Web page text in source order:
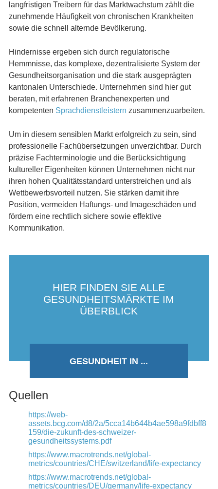
langfristigen Treibern für das Marktwachstum zählt die
zunehmende Häufigkeit von chronischen Krankheiten
sowie die schnell alternde Bevölkerung.
Hindernisse ergeben sich durch regulatorische
Hemmnisse, das komplexe, dezentralisierte System der
Gesundheitsorganisation und die stark ausgeprägten
kantonalen Unterschiede. Unternehmen sind hier gut
beraten, mit erfahrenen Branchenexperten und
kompetenten Sprachdienstleistern zusammenzuarbeiten.
Um in diesem sensiblen Markt erfolgreich zu sein, sind
professionelle Fachübersetzungen unverzichtbar. Durch
präzise Fachterminologie und die Berücksichtigung
kultureller Eigenheiten können Unternehmen nicht nur
ihren hohen Qualitätsstandard unterstreichen und als
Wettbewerbsvorteil nutzen. Sie stärken damit ihre
Position, vermeiden Haftungs- und Imageschäden und
fördern eine rechtlich sichere sowie effektive
Kommunikation.
HIER FINDEN SIE ALLE
GESUNDHEITSMÄRKTE IM
ÜBERBLICK
GESUNDHEIT IN ...
Quellen
https://web-
assets.bcg.com/d8/2a/5cca14b644b4ae598a9fdbff8
159/die-zukunft-des-schweizer-
gesundheitssystems.pdf
https://www.macrotrends.net/global-
metrics/countries/CHE/switzerland/life-expectancy
https://www.macrotrends.net/global-
metrics/countries/DEU/germany/life-expectancy